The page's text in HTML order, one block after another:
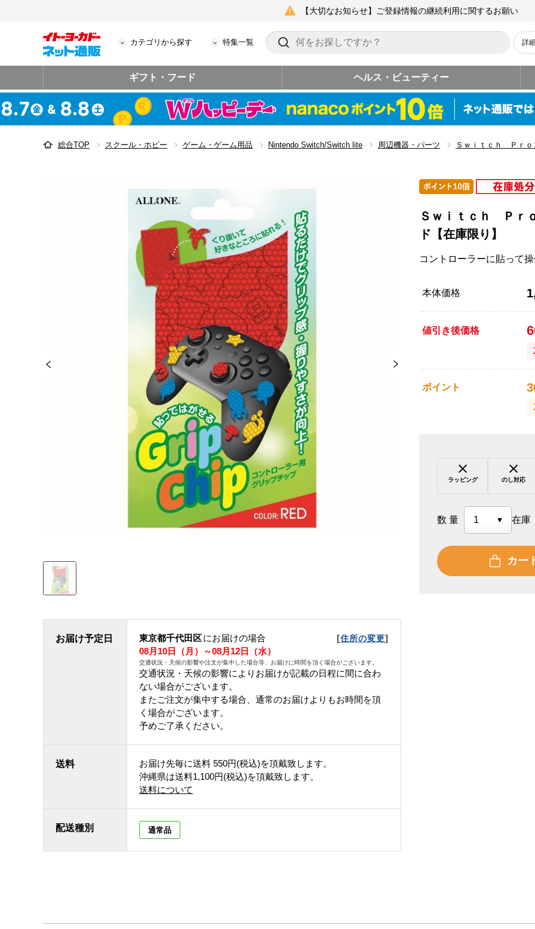
【大切なお知らせ】ご登録情報の継続利用に関するお願い
カテゴリから探す 特集一覧 詳
ギフト・フード ヘルス・ビューティー
総合TOP スクール・ホビー ゲーム・ゲーム用品 Nintendo Switch/Switch lite 周辺機器・パーツ Ｓｗｉｔｃｈ Ｐｒｏ
お届け予定日 東京都千代田区にお届けの場合 [住所の変更]
08月10日（月）～08月12日（水）
交通状況・天候の影響や注文が集中した場合等、お届けに時間を頂く場合がございます。
交通状況・天候の影響によりお届けが記載の日程に間に合わ
ない場合がございます。
またご注文が集中する場合、通常のお届けよりもお時間を頂
く場合がございます。
予めご了承ください。
送料 お届け先毎に送料 550円(税込)を頂戴致します。
沖縄県は送料1,100円(税込)を頂戴致します。
送料について
配送種別 通常品
Ｓｗｉｔｃｈ Ｐｒ
ド【在庫限り】
コントローラーに貼って操
本体価格
値引き後価格
ポイント
ラッピング のし対応
数量 在庫
カー